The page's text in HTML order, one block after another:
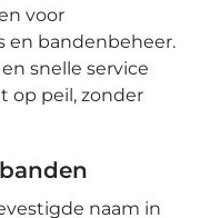
voor
en bandenbeheer.
snelle service
op peil, zonder
naam in